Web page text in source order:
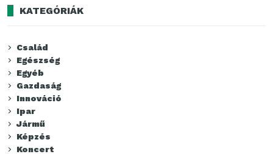
KATEGÓRIÁK
Család
Egészség
Egyéb
Gazdaság
Innováció
Ipar
Jármű
Képzés
Koncert